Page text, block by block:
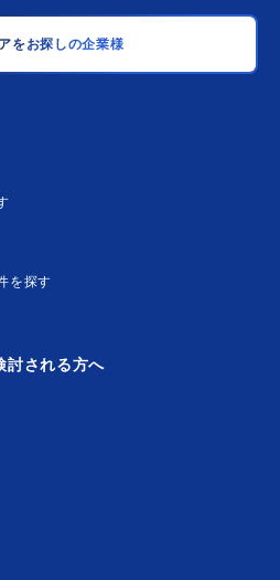
をお探しの企業様
を探す
討される方へ